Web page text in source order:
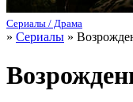
Сериалы / Драма
» Сериалы »